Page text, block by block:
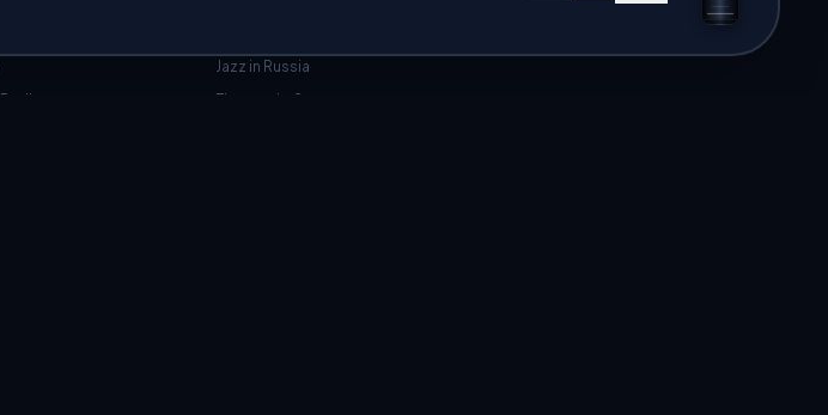
Jazz in Russia
Electronic Germany